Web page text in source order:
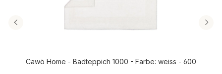
Cawö Home - Badteppich 1000 - Farbe: weiss - 600